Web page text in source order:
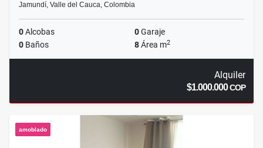
Jamundí, Valle del Cauca, Colombia
0Alcobas 0Garaje
0 Baños 8Área m2
Alquiler
$1.000.000COP
amoblado